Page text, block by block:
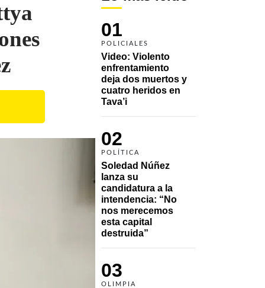
01
POLICIALES
Video: Violento
enfrentamiento
deja dos muertos y
cuatro heridos en
Tava’i
02
POLÍTICA
Soledad Núñez
lanza su
candidatura a la
intendencia: “No
nos merecemos
esta capital
destruida”
03
OLIMPIA